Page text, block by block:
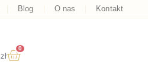
Blog O nas Kontakt
zł
0
Wózek